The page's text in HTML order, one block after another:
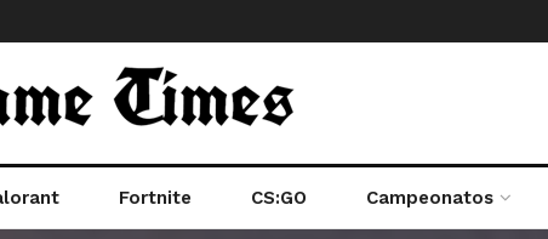
Fortnite CS:GO Campeonatos